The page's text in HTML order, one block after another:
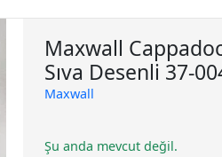
Maxwall
Sıva Desenli 37-
Maxwall
Şu anda mevcut değil.